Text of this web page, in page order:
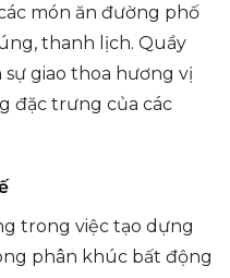
món ăn đường phố
thanh lịch. Quầy
giao thoa hương vị
đặc trưng của các
trong việc tạo dựng
phân khúc bất động